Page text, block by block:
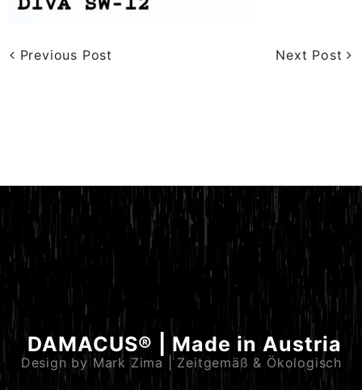
Previous Post Next Post
DAMACUS® | Made in Austria
Design by Mark Zima | Zeitgemäß & Ökologisch